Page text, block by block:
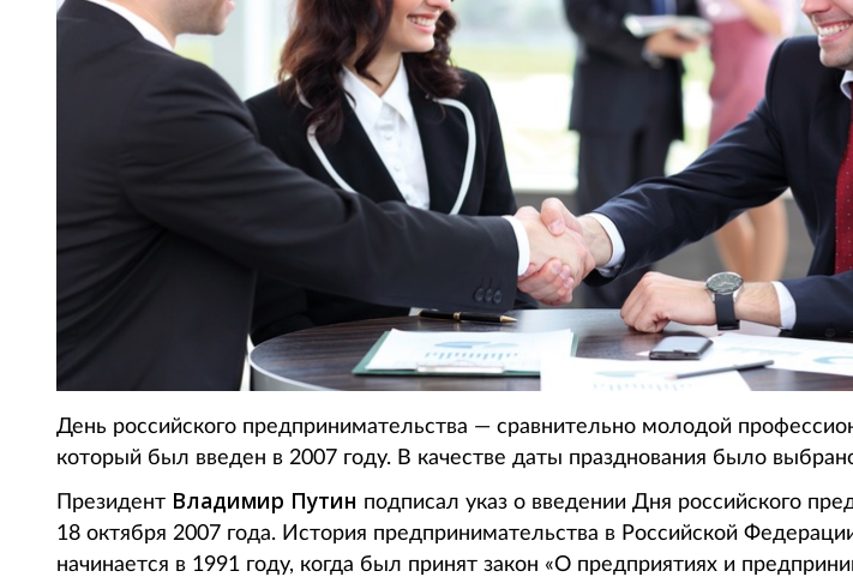
День российского предпринимательства — сравнительно молодой
который был введен в 2007 году. В качестве даты празднования было
Президент Владимир Путин подписал указ о введении Дня российского
18 октября 2007 года. История предпринимательства в Российской
начинается в 1991 году, когда был принят закон «О предприятиях и